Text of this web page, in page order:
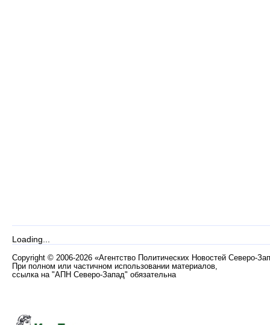
Loading...
Copyright © 2006-2026 «Агентство Политических Новостей Северо-
При полном или частичном использовании материалов,
ссылка на "АПН Северо-Запад" обязательна